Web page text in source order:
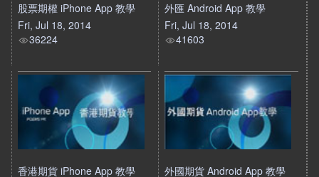
股票期權 iPhone App 教學
Fri, Jul 18, 2014
36224
外匯 Android App 教學
Fri, Jul 18, 2014
41603
香港期貨 iPhone App 教學
外國期貨 Android App 教學